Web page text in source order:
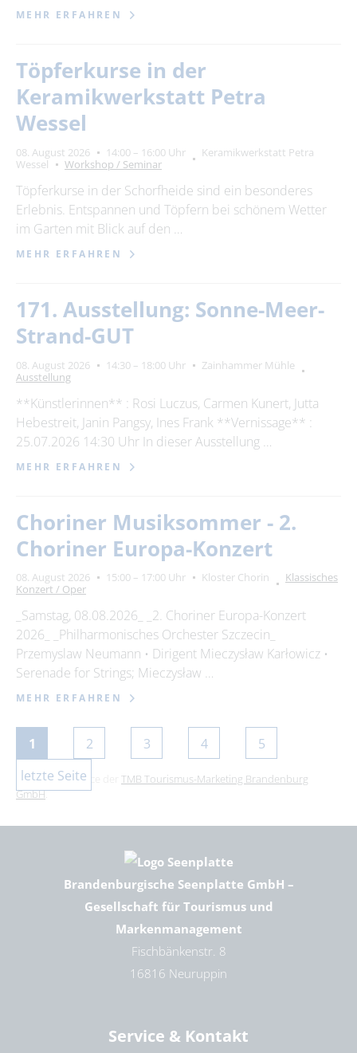
MEHR ERFAHREN
Töpferkurse in der
Keramikwerkstatt Petra
Wessel
08. August 2026 14:00 – 16:00 Uhr
Keramikwerkstatt Petra
Wessel
Workshop / Seminar
Töpferkurse in der Schorfheide sind ein besonderes
Erlebnis. Entspannen und Töpfern bei schönem Wetter
im Garten mit Blick auf den …
MEHR ERFAHREN
171. Ausstellung: Sonne-Meer-
Strand-GUT
08. August 2026 14:30 – 18:00 Uhr
Zainhammer Mühle
Ausstellung
**Künstlerinnen** : Rosi Luczus, Carmen Kunert, Jutta
Hebestreit, Janin Pangsy, Ines Frank **Vernissage** :
25.07.2026 14:30 Uhr In dieser Ausstellung …
MEHR ERFAHREN
Choriner Musiksommer - 2.
Choriner Europa-Konzert
08. August 2026 15:00 – 17:00 Uhr Kloster Chorin
Klassisches
Konzert / Oper
_Samstag, 08.08.2026_ _2. Choriner Europa-Konzert
2026_ _Philharmonisches Orchester Szczecin_
Przemyslaw Neumann • Dirigent Mieczysław Karłowicz •
Serenade for Strings; Mieczysław …
MEHR ERFAHREN
1 2 3 4
5
letzte Seite
Dies ist ein Service der TMB Tourismus-Marketing Brandenburg
GmbH.
Brandenburgische Seenplatte GmbH –
Gesellschaft für Tourismus und
Markenmanagement
Fischbänkenstr. 8
16816 Neuruppin
Service & Kontakt